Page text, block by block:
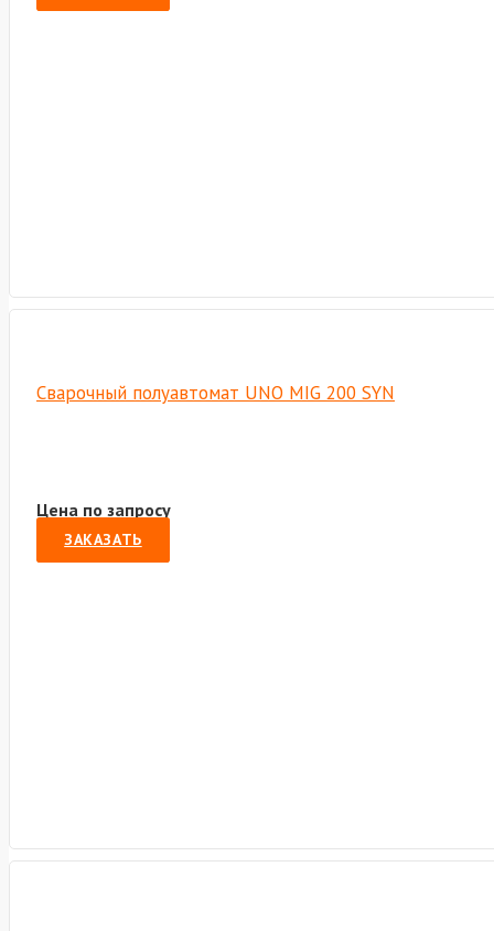
Сварочный полуавтомат UNO MIG 200 SYN
Цена по запросу
ЗАКАЗАТЬ